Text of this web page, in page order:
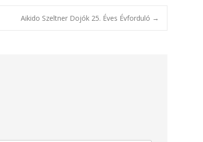
Aikido Szeltner Dojók 25. Éves Évforduló →